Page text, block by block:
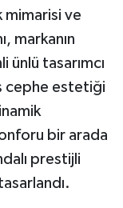
mimarisi ve
markanın
tasarımcı
cephe estetiği
bir arada
prestijli